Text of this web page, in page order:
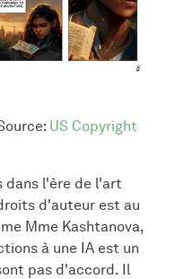
US Copyright
dans l'ère de l'art
d'auteur est au
Mme Kashtanova,
à une IA est un
pas d'accord. Il